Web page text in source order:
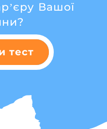
Вашої
тест